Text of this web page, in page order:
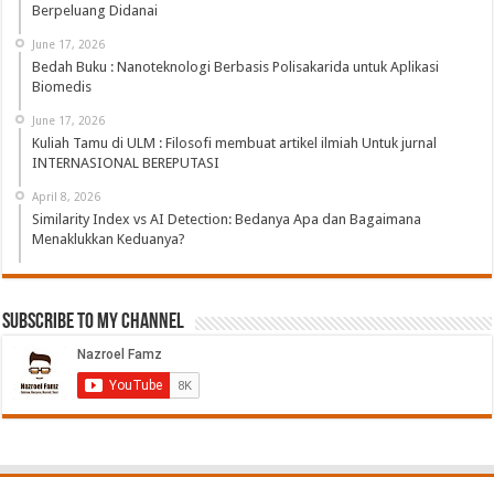
Berpeluang Didanai
June 17, 2026
Bedah Buku : Nanoteknologi Berbasis Polisakarida untuk Aplikasi
Biomedis
June 17, 2026
Kuliah Tamu di ULM : Filosofi membuat artikel ilmiah Untuk jurnal
INTERNASIONAL BEREPUTASI
April 8, 2026
Similarity Index vs AI Detection: Bedanya Apa dan Bagaimana
Menaklukkan Keduanya?
Subscribe to My Channel